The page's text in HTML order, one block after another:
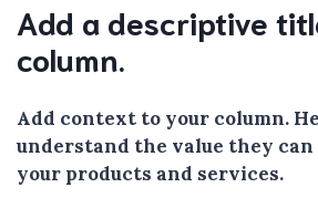
Add a descriptive
column.
Add context to your column.
understand the value they can
your products and services.